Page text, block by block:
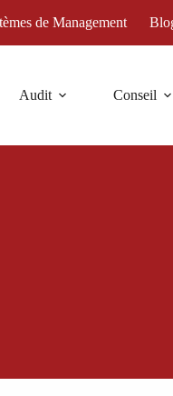
de Management
Audit Conseil
l'information